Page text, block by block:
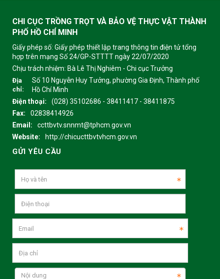
CHI CỤC TRỒNG TRỌT VÀ BẢO VỆ THỰC VẬT THÀNH
PHỐ HỒ CHÍ MINH
Giấy phép số: Giấy phép thiết lập trang thông tin điện tử tổng
hợp trên mạng Số 24/GP-STTTT ngày 22/07/2020
Chịu trách nhiệm: Bà Lê Thị Nghiêm - Chi cục Trưởng
Địa
chỉ:
Số 10 Nguyễn Huy Tưởng, phường Gia Định, Thành phố
Hồ Chí Minh
Điện thoại:
(028) 35102686 - 38411417 - 38411875
Fax:
02838414926
Email:
ccttbvtv.snnmt@tphcm.gov.vn
Website:
http://chicucttbvtvhcm.gov.vn
GỬI YÊU CẦU